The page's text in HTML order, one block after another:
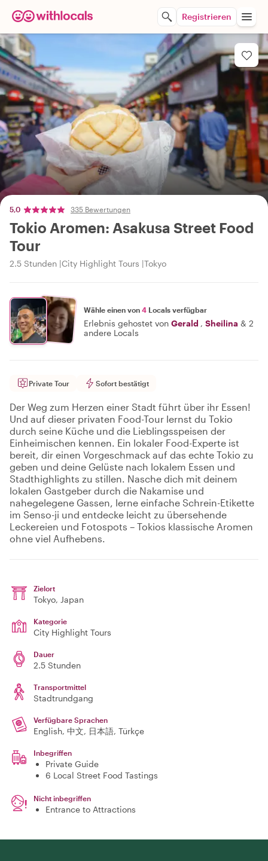
Registrieren
5,0 335 Bewertungen
Tokio Aromen: Asakusa Street Food
Tour
2.5 Stunden City Highlight Tours Tokyo
Wähle einen von 4 Locals verfügbar
Erlebnis gehostet von Gerald , Sheilina & 2
andere Locals
Private Tour Sofort bestätigt
Der Weg zum Herzen einer Stadt führt über ihr Essen!
Und auf dieser privaten Food-Tour lernst du Tokio
durch seine Küche und die Lieblingsspeisen der
Einheimischen kennen. Ein lokaler Food-Experte ist
bereit, dir einen Vorgeschmack auf das echte Tokio zu
geben und deine Gelüste nach lokalem Essen und
Stadthighlights zu stillen. Nasche dich mit deinem
lokalen Gastgeber durch die Nakamise und
nahegelegene Gassen, lerne einfache Schrein-Etikette
im Senso-ji und entdecke leicht zu übersehende
Leckereien und Fotospots – Tokios klassische Aromen
ohne viel Aufhebens.
Zielort
Tokyo, Japan
Kategorie
City Highlight Tours
Dauer
2.5 Stunden
Transportmittel
Stadtrundgang
Verfügbare Sprachen
English, 中文, 日本語, Türkçe
Inbegriffen
Private Guide
6 Local Street Food Tastings
Nicht inbegriffen
Entrance to Attractions